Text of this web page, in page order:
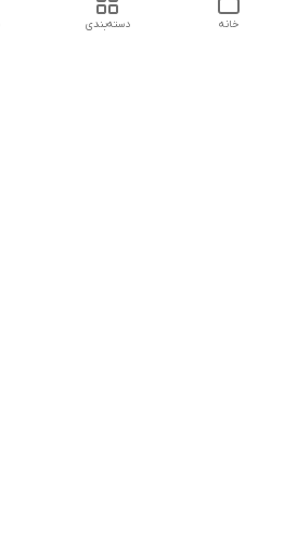
دسته‌بندی خانه